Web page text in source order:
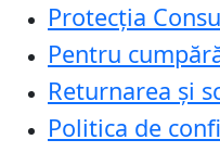
Protecţia
Pentru
Returnarea și
Politica de